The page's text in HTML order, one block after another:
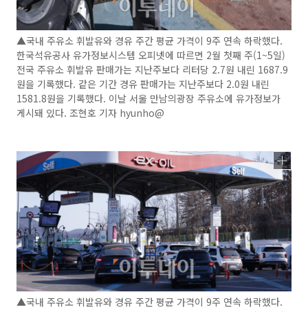
▲국내 주유소 휘발유와 경유 주간 평균 가격이 9주 연속 하락했다.
한국석유공사 유가정보시스템 오피넷에 따르면 2월 첫째 주(1~5일)
전국 주유소 휘발유 판매가는 지난주보다 리터당 2.7원 내린 1687.9
원을 기록했다. 같은 기간 경유 판매가는 지난주보다 2.0원 내린
1581.8원을 기록했다. 이날 서울 만남의광장 주유소에 유가정보가
게시돼 있다. 조현호 기자 hyunho@
▲국내 주유소 휘발유와 경유 주간 평균 가격이 9주 연속 하락했다.